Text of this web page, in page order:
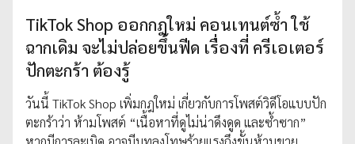
TikTok Shop ออกกฎใหม่ คอนเทนต์ซ้ำ ใช้
ฉากเดิม จะไม่ปล่อยขึ้นฟีด เรื่องที่ ครีเอเตอร์
ปักตะกร้า ต้องรู้
วันนี้ TikTok Shop เพิ่มกฎใหม่ เกี่ยวกับการโพสต์วิดีโอแบบปัก
ตะกร้าว่า ห้ามโพสต์ “เนื้อหาที่ดูไม่น่าดึงดูด และซ้ำซาก”